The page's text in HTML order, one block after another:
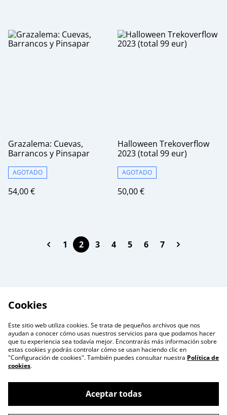
Grazalema: Cuevas,
Barrancos y Pinsapar
AGOTADO
54,00 €
Halloween Trekoverflow
2023 (total 99 eur)
AGOTADO
50,00 €
1 2 3 4 5 6 7
Contacto
Política de Privacidad Cookie Policy
Cookies
Este sitio web utiliza cookies. Se trata de pequeños archivos que nos
ayudan a conocer cómo usas nuestros servicios para que podamos hacer
que tu experiencia sea todavía mejor. Encontrarás más información sobre
estas cookies y podrás controlar cómo se usan haciendo clic en
"Configuración de cookies". También puedes consultar nuestra Política de
cookies.
Aceptar todas